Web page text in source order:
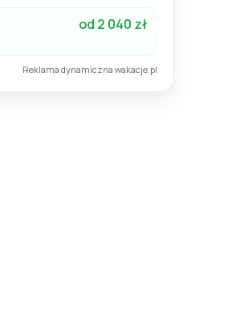
od 2 040 zł
Reklama dynamiczna wakacje.pl